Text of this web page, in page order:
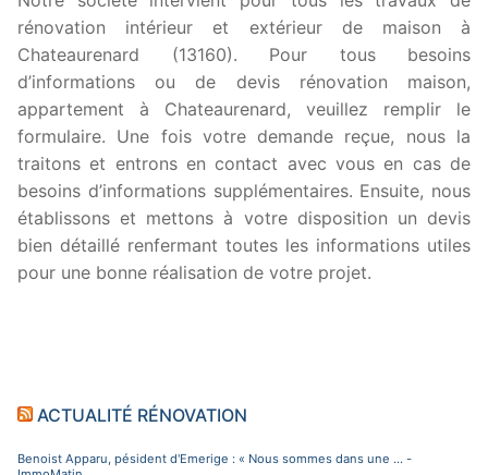
rénovation intérieur et extérieur de maison à
Chateaurenard (13160). Pour tous besoins
d’informations ou de devis rénovation maison,
appartement à Chateaurenard, veuillez remplir le
formulaire. Une fois votre demande reçue, nous la
traitons et entrons en contact avec vous en cas de
besoins d’informations supplémentaires. Ensuite, nous
établissons et mettons à votre disposition un devis
bien détaillé renfermant toutes les informations utiles
pour une bonne réalisation de votre projet.
ACTUALITÉ RÉNOVATION
Benoist Apparu, pésident d'Emerige : « Nous sommes dans une ... -